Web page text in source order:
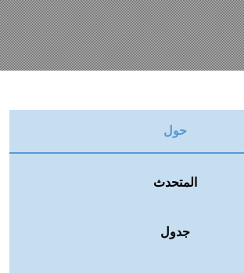
حول
المتحدث
جدول